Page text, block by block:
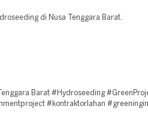
di Nusa Tenggara Barat.
Barat #Hydroseeding
#kontraktorlahan